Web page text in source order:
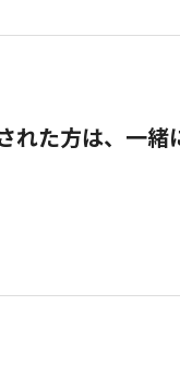
れた方は、一緒